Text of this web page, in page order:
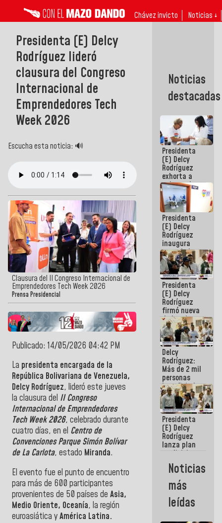
Chávez invicto Noticias ↓
Presidenta (E) Delcy
Rodríguez lideró
clausura del Congreso
Internacional de
Emprendedores Tech
Week 2026
Escucha esta noticia: 🔊
Clausura del II Congreso Internacional de
Emprendedores Tech Week 2026
Prensa Presidencial
Publicado: 14/05/2026 04:42 PM
La presidenta encargada de la
República Bolivariana de Venezuela,
Delcy Rodríguez, lideró este jueves
la clausura del II Congreso
Internacional de Emprendedores
Tech Week 2026, celebrado durante
cuatro días, en el Centro de
Convenciones Parque Simón Bolívar
de La Carlota, estado Miranda.
El evento fue el punto de encuentro
para más de 600 participantes
provenientes de 50 países de Asia,
Medio Oriente, Oceanía, la región
euroasiática yAmérica Latina.
Noticias
destacadas
Presidenta
(E) Delcy
Rodríguez
exhorta a
gobernadores
y alcaldes a
edificar
casas para
abuelos
Presidenta
(E) Delcy
Rodríguez
inaugura
casa de los
Abuelos
Primavera
en Caracas
Presidenta
(E) Delcy
Rodríguez
firmó nueva
de Ley de
Arrendamiento
aprobada
por la AN
Delcy
Rodríguez:
Más de 2 mil
personas
beneficiadas
con planes
para
atención de
emergencia
sísmica en
la última
semana
Presidenta
(E) Delcy
Rodríguez
lanza plan
crediticio
con subsidio
a Juntas de
Condominio
Noticias
más
leídas